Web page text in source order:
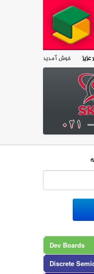
عزیز
Dev Boards
Discrete